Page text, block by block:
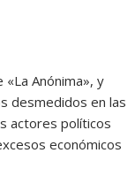
Anónima», y
desmedidos en las
actores políticos
económicos